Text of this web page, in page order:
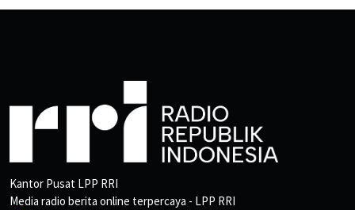
Kantor Pusat LPP RRI
Media radio berita online terpercaya - LPP RRI